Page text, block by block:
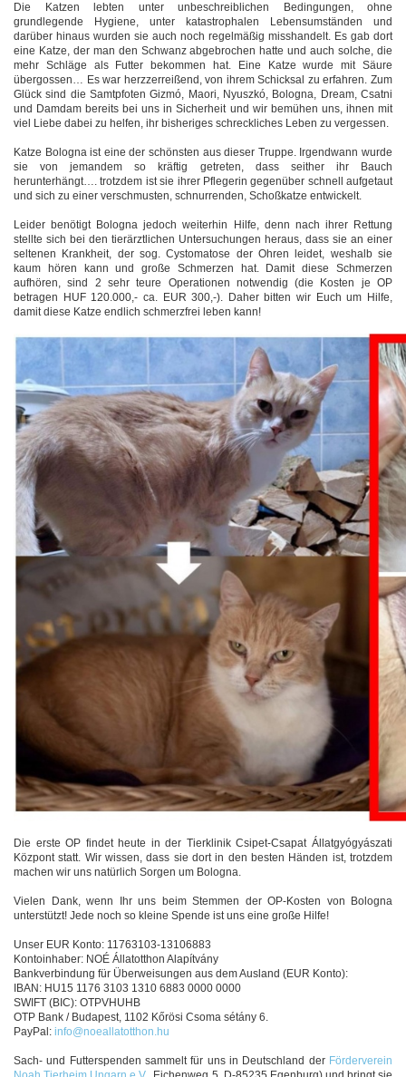
Die Katzen lebten unter unbeschreiblichen Bedingungen, ohne
grundlegende Hygiene, unter katastrophalen Lebensumständen und
darüber hinaus wurden sie auch noch regelmäßig misshandelt. Es gab dort
eine Katze, der man den Schwanz abgebrochen hatte und auch solche, die
mehr Schläge als Futter bekommen hat. Eine Katze wurde mit Säure
übergossen… Es war herzzerreißend, von ihrem Schicksal zu erfahren. Zum
Glück sind die Samtpfoten Gizmó, Maori, Nyuszkó, Bologna, Dream, Csatni
und Damdam bereits bei uns in Sicherheit und wir bemühen uns, ihnen mit
viel Liebe dabei zu helfen, ihr bisheriges schreckliches Leben zu vergessen.
Katze Bologna ist eine der schönsten aus dieser Truppe. Irgendwann wurde
sie von jemandem so kräftig getreten, dass seither ihr Bauch
herunterhängt…. trotzdem ist sie ihrer Pflegerin gegenüber schnell aufgetaut
und sich zu einer verschmusten, schnurrenden, Schoßkatze entwickelt.
Leider benötigt Bologna jedoch weiterhin Hilfe, denn nach ihrer Rettung
stellte sich bei den tierärztlichen Untersuchungen heraus, dass sie an einer
seltenen Krankheit, der sog. Cystomatose der Ohren leidet, weshalb sie
kaum hören kann und große Schmerzen hat. Damit diese Schmerzen
aufhören, sind 2 sehr teure Operationen notwendig (die Kosten je OP
betragen HUF 120.000,- ca. EUR 300,-). Daher bitten wir Euch um Hilfe,
damit diese Katze endlich schmerzfrei leben kann!
Die erste OP findet heute in der Tierklinik Csipet-Csapat Állatgyógyászati
Központ statt. Wir wissen, dass sie dort in den besten Händen ist, trotzdem
machen wir uns natürlich Sorgen um Bologna.
Vielen Dank, wenn Ihr uns beim Stemmen der OP-Kosten von Bologna
unterstützt! Jede noch so kleine Spende ist uns eine große Hilfe!
Unser EUR Konto: 11763103-13106883
Kontoinhaber: NOÉ Állatotthon Alapítvány
Bankverbindung für Überweisungen aus dem Ausland (EUR Konto):
IBAN: HU15 1176 3103 1310 6883 0000 0000
SWIFT (BIC): OTPVHUHB
OTP Bank / Budapest, 1102 Kőrösi Csoma sétány 6.
PayPal: info@noeallatotthon.hu
Sach- und Futterspenden sammelt für uns in Deutschland der Förderverein